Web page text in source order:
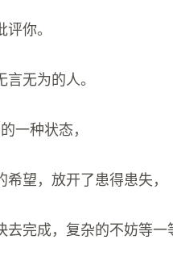
你。
无为的人。
一种状态，
望，放开了患得患失，
去完成，复杂的不妨等一